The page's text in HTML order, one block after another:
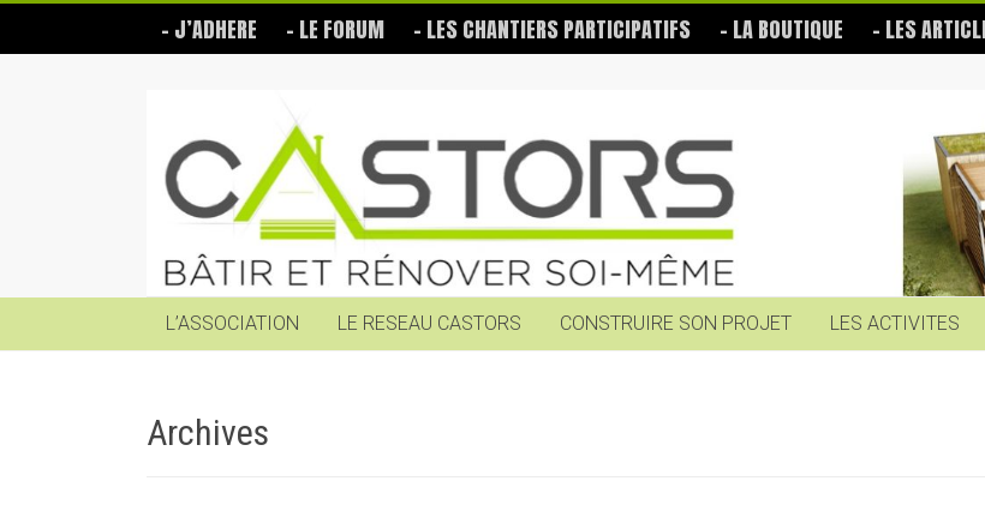
content
– J’ADHERE – LE FORUM – LES CHANTIERS PARTICIPATIFS – LA BOUTIQUE – LES
Castors
Bâtir
soi-
même
L’ASSOCIATION
LE RESEAU CASTORS CONSTRUIRE SON PROJET LES ACTIVITES
Archives